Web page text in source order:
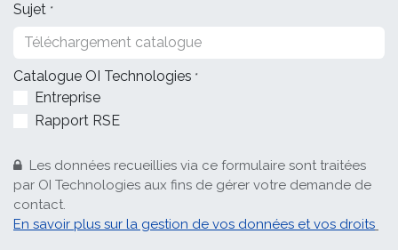
Sujet *
Catalogue OI Technologies *
Entreprise
Rapport RSE
Les données recueillies via ce formulaire sont traitées
par OI Technologies aux fins de gérer votre demande de
contact.
En savoir plus sur la gestion de vos données et vos droits